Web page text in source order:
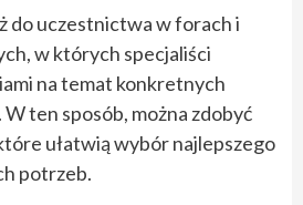
do uczestnictwa w forach i
w których specjaliści
na temat konkretnych
ten sposób, można zdobyć
ułatwią wybór najlepszego
potrzeb.